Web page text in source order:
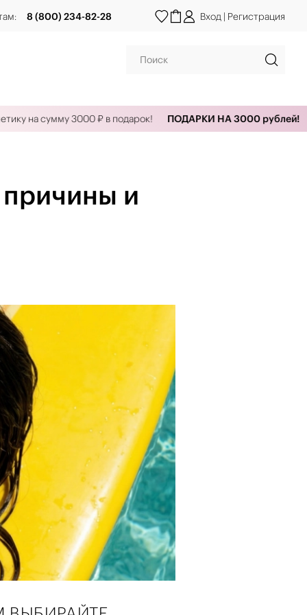
8 (800) 234-82-28 Вход | Регистрация
сумму 3000 ₽ в подарок! ПОДАРКИ НА 3000 рублей!
и